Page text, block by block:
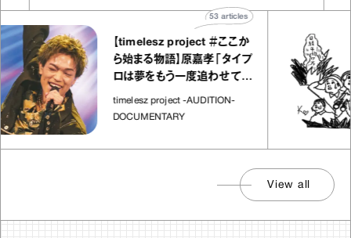
【timelesz project ＃ここか
ら始まる物語】原嘉孝「タイプ
ロは夢をもう一度追わせてく
れた場所」
timelesz project -AUDITION-
DOCUMENTARY
articles
View all